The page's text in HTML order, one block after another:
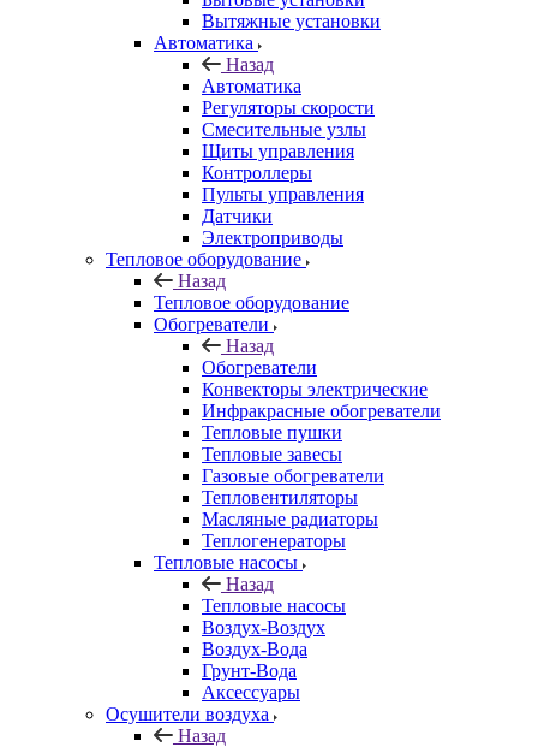
Вытяжные установки
Автоматика
Назад
Автоматика
Регуляторы скорости
Смесительные узлы
Щиты управления
Контроллеры
Пульты управления
Датчики
Электроприводы
Тепловое оборудование
Назад
Тепловое оборудование
Обогреватели
Назад
Обогреватели
Конвекторы электрические
Инфракрасные обогреватели
Тепловые пушки
Тепловые завесы
Газовые обогреватели
Тепловентиляторы
Масляные радиаторы
Теплогенераторы
Тепловые насосы
Назад
Тепловые насосы
Воздух-Воздух
Воздух-Вода
Грунт-Вода
Аксессуары
Осушители воздуха
Назад